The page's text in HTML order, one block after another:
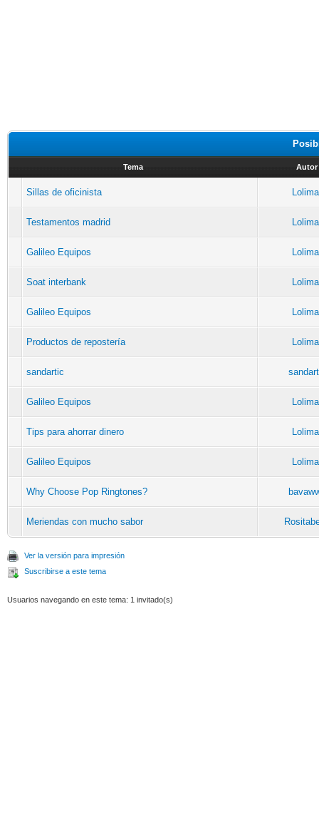
Tema Autor
Sillas de oficinista
Testamentos madrid
Galileo Equipos
Soat interbank
Galileo Equipos
Productos de repostería
sandartic
Galileo Equipos
Tips para ahorrar dinero
Galileo Equipos
Why Choose Pop Ringtones?
Meriendas con mucho sabor
Ver la versión para impresión
Suscribirse a este tema
Usuarios navegando en este tema: 1 invitado(s)